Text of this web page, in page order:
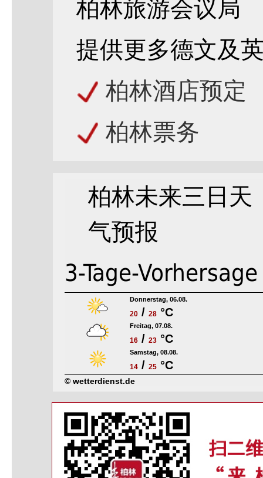
柏林旅游会议局
提供更多德文及
柏林酒店预定
柏林票务
柏林未来三日天
气预报
3-Tage-Vorhersage
Donnerstag, 06.08.
20 / 28 °C
Freitag, 07.08.
16 / 23 °C
Samstag, 08.08.
14 / 25 °C
© wetterdienst.de